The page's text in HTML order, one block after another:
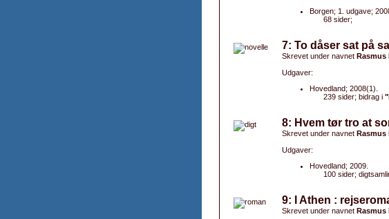
Borgen; 1. udgave;
68 sider;
7: To dåser sat på
Skrevet under navnet Rasmus
Udgaver:
Hovedland; 2008(1).
239 sider; bidrag i
8: Hvem tør tro at
Skrevet under navnet Rasmus
Udgaver:
Hovedland; 2009.
100 sider;
9: I Athen :
Skrevet under navnet Rasmus